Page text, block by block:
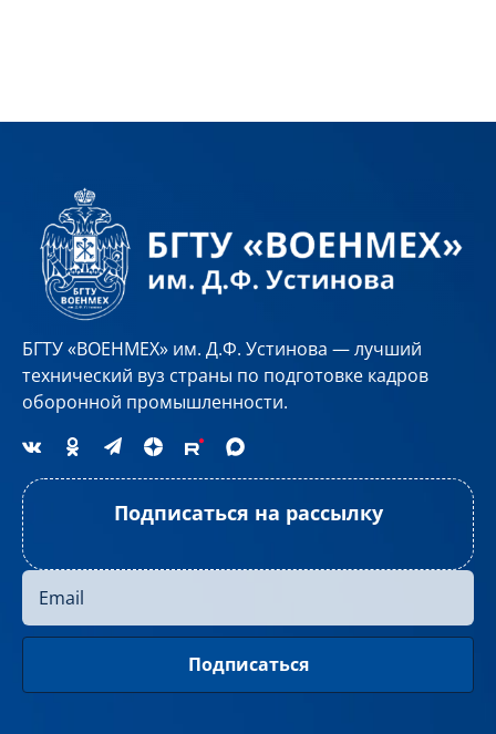
БГТУ «ВОЕНМЕХ» им. Д.Ф. Устинова — лучший
технический вуз страны по подготовке кадров
оборонной промышленности.
Подписаться на рассылку